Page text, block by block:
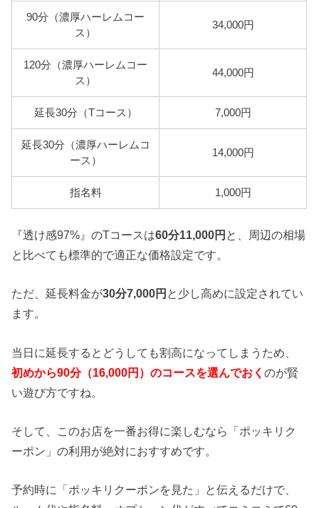
90分（濃厚ハーレムコー
ス）
34,000円
120分（濃厚ハーレムコー
ス）
44,000円
延長30分（Tコース） 7,000円
延長30分（濃厚ハーレムコ
ース）
14,000円
指名料 1,000円
『透け感97%』のTコースは60分11,000円 と、周辺の相場
と比べても標準的で適正な価格設定です。
ただ、延長料金が30分7,000円 と少し高めに設定されてい
ます。
当日に延長するとどうしても割高になってしまうため、
初めから90分（16,000円）のコースを選んでおくのが賢
い遊び方ですね。
そして、このお店を一番お得に楽しむなら「ポッキリク
ーポン」の利用が絶対におすすめです。
予約時に「ポッキリクーポンを見た」と伝えるだけで、